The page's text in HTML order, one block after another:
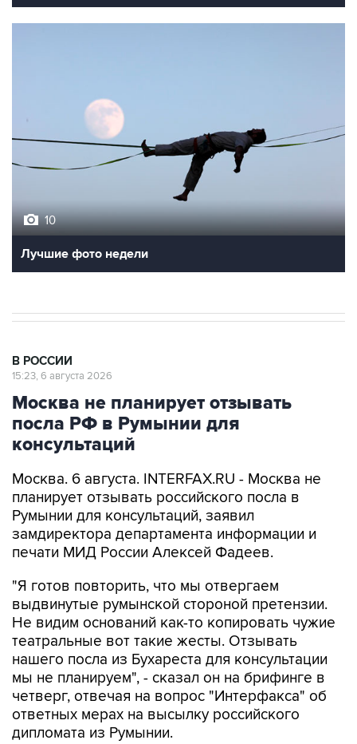
10
Лучшие фото недели
В РОССИИ
15:23, 6 августа 2026
Москва не планирует отзывать
посла РФ в Румынии для
консультаций
Москва. 6 августа. INTERFAX.RU - Москва не
планирует отзывать российского посла в
Румынии для консультаций, заявил
замдиректора департамента информации и
печати МИД России Алексей Фадеев.
"Я готов повторить, что мы отвергаем
выдвинутые румынской стороной претензии.
Не видим оснований как-то копировать чужие
театральные вот такие жесты. Отзывать
нашего посла из Бухареста для консультации
мы не планируем", - сказал он на брифинге в
четверг, отвечая на вопрос "Интерфакса" об
ответных мерах на высылку российского
дипломата из Румынии.